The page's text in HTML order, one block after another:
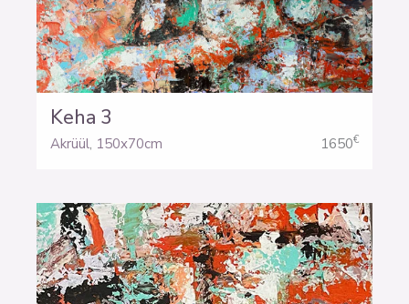
Keha 3
Akrüül, 150x70cm 1650€